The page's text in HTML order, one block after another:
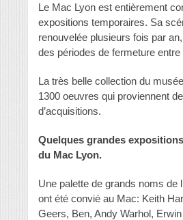
Le Mac Lyon est entièrement
expositions temporaires. Sa
renouvelée plusieurs fois par
des périodes de fermeture
La très belle collection du
1300 oeuvres qui proviennent
d’acquisitions.
Quelques grandes
du Mac Lyon.
Une palette de grands noms de
ont été convié au Mac: Keith
Geers, Ben, Andy Warhol,